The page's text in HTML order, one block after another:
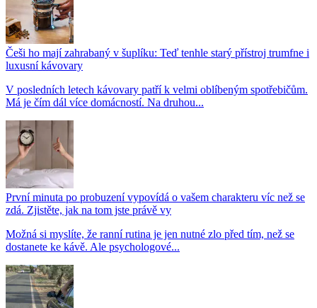
Češi ho mají zahrabaný v šuplíku: Teď tenhle starý přístroj trumfne i
luxusní kávovary
V posledních letech kávovary patří k velmi oblíbeným spotřebičům.
Má je čím dál více domácností. Na druhou...
První minuta po probuzení vypovídá o vašem charakteru víc než se
zdá. Zjistěte, jak na tom jste právě vy
Možná si myslíte, že ranní rutina je jen nutné zlo před tím, než se
dostanete ke kávě. Ale psychologové...